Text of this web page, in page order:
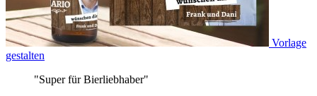
Vorlage
gestalten
"Super für Bierliebhaber"